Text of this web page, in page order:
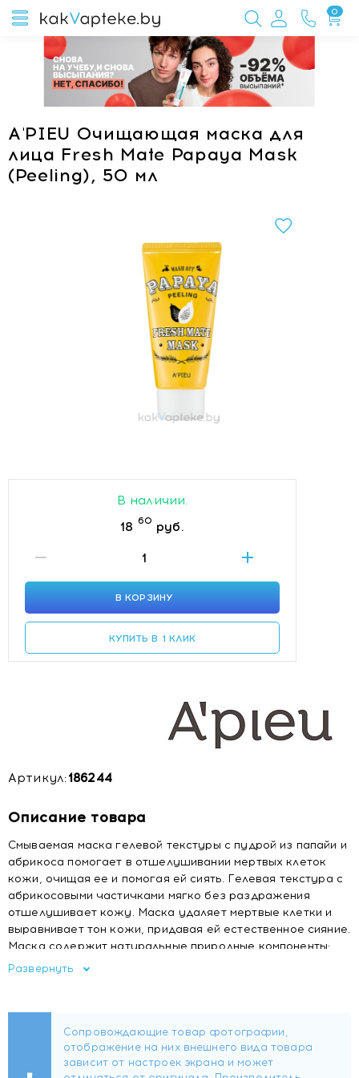
0
A'PIEU Очищающая маска для
лица Fresh Mate Papaya Mask
(Peeling), 50 мл
В наличии.
18 60 руб.
В КОРЗИНУ
КУПИТЬ В 1 КЛИК
Артикул:186244
Описание товара
Смываемая маска гелевой текстуры с пудрой из папайи и
абрикоса помогает в отшелушивании мертвых клеток
кожи, очищая ее и помогая ей сиять. Гелевая текстура с
абрикосовыми частичками мягко без раздражения
отшелушивает кожу. Маска удаляет мертвые клетки и
выравнивает тон кожи, придавая ей естественное сияние.
Маска содержит натуральные природные компоненты:
экстракт папайи, который является мощным очищающим и
выраженный пилинг-эффект. Кроме того, папайя богата
витаминами A и C, обладает противовоспалительным,
успокаивающим и регенерирующим действием.
Активизирует естественную выработку коллагена,
Развернуть